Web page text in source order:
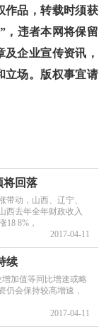
品，转载时须获
，违者本网将保留
企业宣传资讯，
立场。版权事宜请
将回落
动，山西、辽宁、
西去年全年财政收入
18 8%，
2017-04-11
续
加值等同比增速或略
仍会保持较高增速，
2017-04-11